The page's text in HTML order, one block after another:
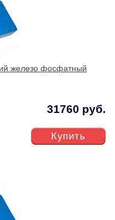
железо фосфатный
31760 руб.
Купить